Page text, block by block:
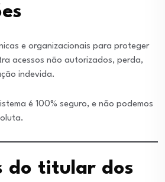
e organizacionais para proteger
acessos não autorizados, perda,
indevida.
é 100% seguro, e não podemos
do titular dos